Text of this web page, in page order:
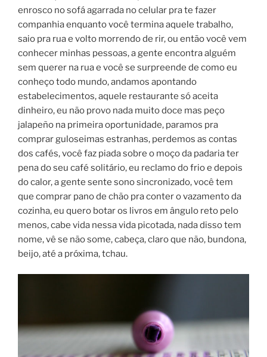
enrosco no sofá agarrada no celular pra te fazer
companhia enquanto você termina aquele trabalho,
saio pra rua e volto morrendo de rir, ou então você vem
conhecer minhas pessoas, a gente encontra alguém
sem querer na rua e você se surpreende de como eu
conheço todo mundo, andamos apontando
estabelecimentos, aquele restaurante só aceita
dinheiro, eu não provo nada muito doce mas peço
jalapeño na primeira oportunidade, paramos pra
comprar guloseimas estranhas, perdemos as contas
dos cafés, você faz piada sobre o moço da padaria ter
pena do seu café solitário, eu reclamo do frio e depois
do calor, a gente sente sono sincronizado, você tem
que comprar pano de chão pra conter o vazamento da
cozinha, eu quero botar os livros em ângulo reto pelo
menos, cabe vida nessa vida picotada, nada disso tem
nome, vê se não some, cabeça, claro que não, bundona,
beijo, até a próxima, tchau.